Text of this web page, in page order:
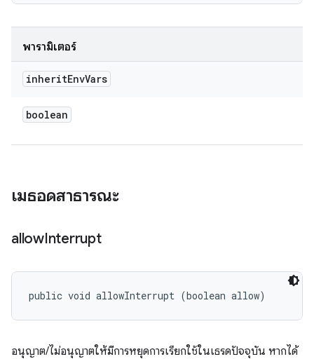
พารามิเตอร์
inheritEnvVars
boolean
เมธอดสาธารณะ
allowInterrupt
public void allowInterrupt (boolean allow)
อนุญาต/ไม่อนุญาตให้มีการหยุดการเรียกใช้ในเธรดปัจจุบัน หากได้